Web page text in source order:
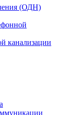
(ОДН)
канализации